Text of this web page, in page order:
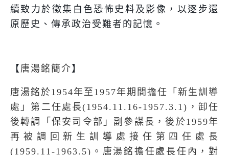
續致力於徵集白色恐怖史料及影像，以逐步還
原歷史、傳承政治受難者的記憶。
【 唐湯銘簡介 】
唐湯銘於1954年至 1957年期間擔任「新生訓導
處」第二任處長(1954.11.16-1957.3.1) ，卸任
後轉調「保安司令部」副參謀長，後於1959年
再被調回新生訓導處接任第四任處長
(1959.11-1963.5) 。唐湯銘擔任處長任內，對